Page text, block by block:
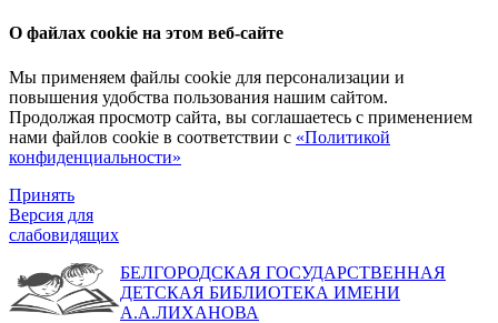
О файлах cookie на этом веб-сайте
Мы применяем файлы cookie для персонализации и
повышения удобства пользования нашим сайтом.
Продолжая просмотр сайта, вы соглашаетесь с применением
нами файлов cookie в соответствии с «Политикой
конфиденциальности»
Принять
Версия для
слабовидящих
БЕЛГОРОДСКАЯ ГОСУДАРСТВЕННАЯ
ДЕТСКАЯ БИБЛИОТЕКА ИМЕНИ
А.А.ЛИХАНОВА